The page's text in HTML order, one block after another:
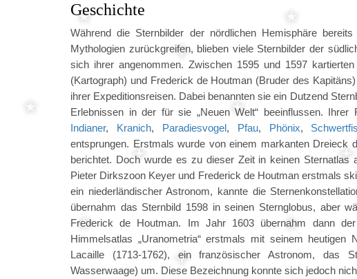
Geschichte
Während die Sternbilder der nördlichen Hemisphäre
Mythologien zurückgreifen, blieben viele Sternbilder der
sich ihrer angenommen. Zwischen 1595 und 1597
(Kartograph) und Frederick de Houtman (Bruder des
ihrer Expeditionsreisen. Dabei benannten sie ein Dutzend
Erlebnissen in der für sie „Neuen Welt“ beeinflussen. Ihrer
Indianer, Kranich, Paradiesvogel, Pfau, Phönix,
entsprungen. Erstmals wurde von einem markanten Dreieck
berichtet. Doch wurde es zu dieser Zeit in keinen
Pieter Dirkszoon Keyer und Frederick de Houtman erstmals
ein niederländischer Astronom, kannte die
übernahm das Sternbild 1598 in seinen Sternglobus, aber
Frederick de Houtman. Im Jahr 1603 übernahm dann
Himmelsatlas „Uranometria“ erstmals mit seinem heutigen
Lacaille (1713-1762), ein französischer Astronom, das
Wasserwaage) um. Diese Bezeichnung konnte sich jedoch